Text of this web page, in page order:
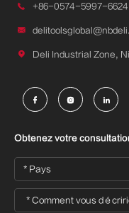
 +86-0574-5997-6624

 Deli Industrial Zone,
  
Obtenez votre